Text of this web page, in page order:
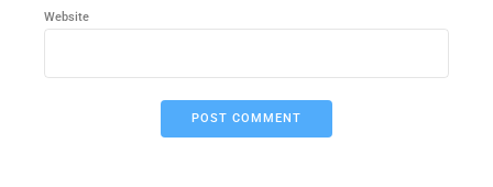
Website
POST COMMENT